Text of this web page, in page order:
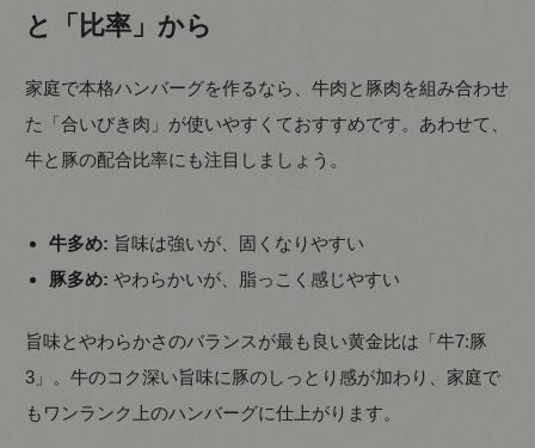
と「比率」から
家庭で本格ハンバーグを作るなら、牛肉と豚肉を組み合わせ
た「合いびき肉」が使いやすくておすすめです。あわせて、
牛と豚の配合比率にも注目しましょう。
牛多め: 旨味は強いが、固くなりやすい
豚多め:やわらかいが、脂っこく感じやすい
旨味とやわらかさのバランスが最も良い黄金比は「牛7:豚
3」。牛のコク深い旨味に豚のしっとり感が加わり、家庭で
もワンランク上のハンバーグに仕上がります。